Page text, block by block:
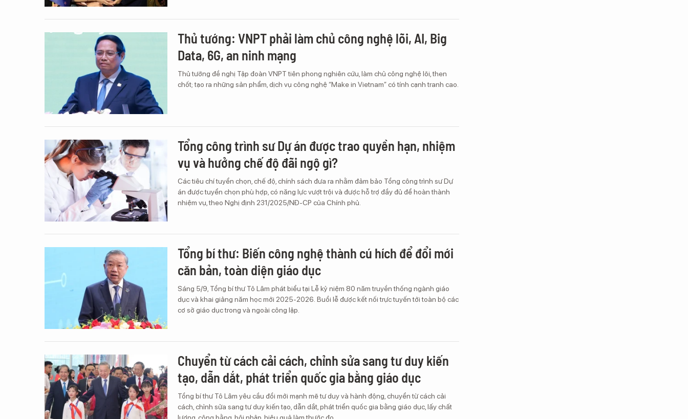
Thủ tướng: VNPT phải làm chủ công nghệ lõi, AI, Big
Data, 6G, an ninh mạng
Thủ tướng đề nghị Tập đoàn VNPT tiên phong nghiên cứu, làm chủ công nghệ lõi, then
chốt; tạo ra những sản phẩm, dịch vụ công nghệ “Make in Vietnam” có tính cạnh tranh cao.
Tổng công trình sư Dự án được trao quyền hạn, nhiệm
vụ và hưởng chế độ đãi ngộ gì?
Các tiêu chí tuyển chọn, chế độ, chính sách đưa ra nhằm đảm bảo Tổng công trình sư Dự
án được tuyển chọn phù hợp, có năng lực vượt trội và được hỗ trợ đầy đủ để hoàn thành
nhiệm vụ, theo Nghị định 231/2025/NĐ-CP của Chính phủ.
Tổng bí thư: Biến công nghệ thành cú hích để đổi mới
căn bản, toàn diện giáo dục
Sáng 5/9, Tổng bí thư Tô Lâm phát biểu tại Lễ kỷ niệm 80 năm truyền thống ngành giáo
dục và khai giảng năm học mới 2025-2026. Buổi lễ được kết nối trực tuyến tới toàn bộ các
cơ sở giáo dục trong và ngoài công lập.
Chuyển từ cách cải cách, chỉnh sửa sang tư duy kiến
tạo, dẫn dắt, phát triển quốc gia bằng giáo dục
Tổng bí thư Tô Lâm yêu cầu đổi mới mạnh mẽ tư duy và hành động, chuyển từ cách cải
cách, chỉnh sửa sang tư duy kiến tạo, dẫn dắt, phát triển quốc gia bằng giáo dục, lấy chất